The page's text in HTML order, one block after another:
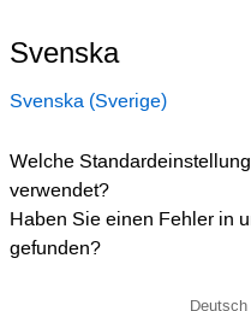
Svenska
Svenska (Sverige)
Welche
verwendet?
Haben Sie einen Fehler in
gefunden?